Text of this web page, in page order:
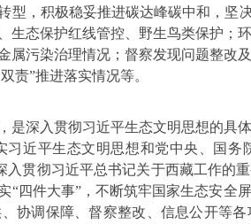
型，积极稳妥推进碳达峰碳中和，坚
生态保护红线管控、野生鸟类保护；
属污染治理情况；督察发现问题整改
责”推进落实情况等。
是深入贯彻习近平生态文明思想的具
近平生态文明思想和党中央、国务
入贯彻习近平总书记关于西藏工作的
“四件大事”，不断筑牢国家生态安全
协调保障、督察整改、信息公开等